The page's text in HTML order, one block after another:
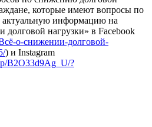
которые имеют вопросы по
актуальную информацию на
долговой нагрузки» в Facebook
о-снижении-долговой-
) и Instagram
B2O33d9Ag_U/?